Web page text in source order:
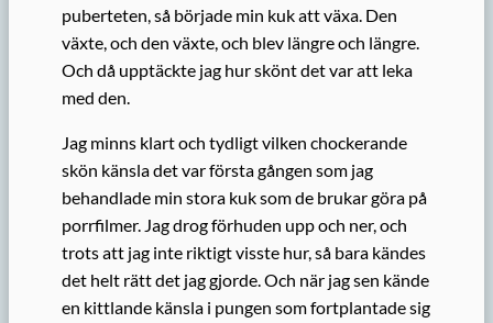
puberteten, så började min kuk att växa. Den
växte, och den växte, och blev längre och längre.
Och då upptäckte jag hur skönt det var att leka
med den.
Jag minns klart och tydligt vilken chockerande
skön känsla det var första gången som jag
behandlade min stora kuk som de brukar göra på
porrfilmer. Jag drog förhuden upp och ner, och
trots att jag inte riktigt visste hur, så bara kändes
det helt rätt det jag gjorde. Och när jag sen kände
en kittlande känsla i pungen som fortplantade sig